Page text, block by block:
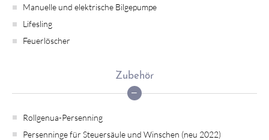
Manuelle und elektrische Bilgepumpe
Lifesling
Feuerlöscher
Zubehör
Rollgenua-Persenning
Persenninge für Steuersäule und Winschen (neu 2022)